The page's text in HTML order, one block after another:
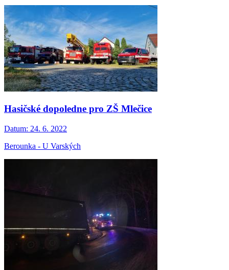
Hasičské dopoledne pro ZŠ Mlečice
Datum: 24. 6. 2022
Berounka - U Varských